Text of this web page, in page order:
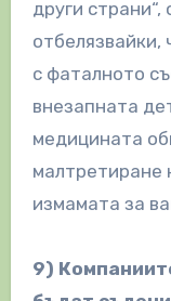
други страни“,
отбелязвайки,
с фаталното
внезапната
медицината
малтретиране
измамата за
9)